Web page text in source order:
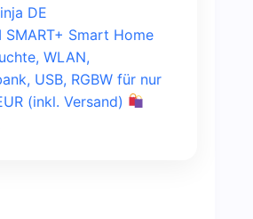
DE
SMART+ Smart Home
WLAN,
USB, RGBW für nur
(inkl. Versand)